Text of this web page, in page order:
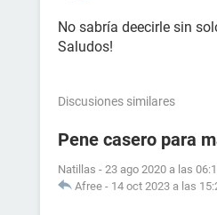
No sabría deecirle sin
Saludos!
Discusiones similares
Pene casero para
Natillas - 23 ago 2020 a las
Afree - 14 oct 2023 a las